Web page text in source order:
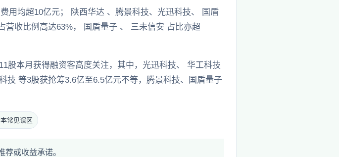
用均超10亿元； 陕西华达 、腾景科技、光迅科技、 国盾
收比例高达63%， 国盾量子 、 三未信安 占比亦超
股本月获得融资客高度关注，其中，光迅科技、 华工科技
技 等3股获抢筹3.6亿至6.5亿元不等，腾景科技、国盾量子
常见误区
或收益承诺。